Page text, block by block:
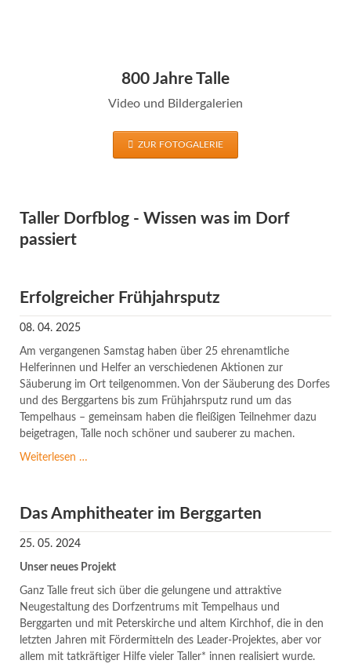
800 Jahre Talle
Video und Bildergalerien
ZUR FOTOGALERIE
Taller Dorfblog - Wissen was im Dorf
passiert
Erfolgreicher Frühjahrsputz
08. 04. 2025
Am vergangenen Samstag haben über 25 ehrenamtliche
Helferinnen und Helfer an verschiedenen Aktionen zur
Säuberung im Ort teilgenommen. Von der Säuberung des Dorfes
und des Berggartens bis zum Frühjahrsputz rund um das
Tempelhaus – gemeinsam haben die fleißigen Teilnehmer dazu
beigetragen, Talle noch schöner und sauberer zu machen.
Weiterlesen …Erfolgreicher
Das Amphitheater im Berggarten
25. 05. 2024
Unser neues Projekt
Ganz Talle freut sich über die gelungene und attraktive
Neugestaltung des Dorfzentrums mit Tempelhaus und
Berggarten und mit Peterskirche und altem Kirchhof, die in den
letzten Jahren mit Fördermitteln des Leader-Projektes, aber vor
allem mit tatkräftiger Hilfe vieler Taller* innen realisiert wurde.